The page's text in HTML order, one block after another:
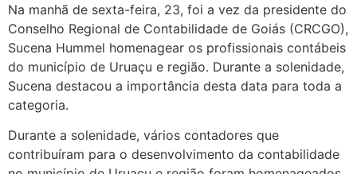
Na manhã de sexta-feira, 23, foi a vez da presidente do
Conselho Regional de Contabilidade de Goiás (CRCGO),
Sucena Hummel homenagear os profissionais contábeis
do município de Uruaçu e região. Durante a solenidade,
Sucena destacou a importância desta data para toda a
categoria.
Durante a solenidade, vários contadores que
contribuíram para o desenvolvimento da contabilidade